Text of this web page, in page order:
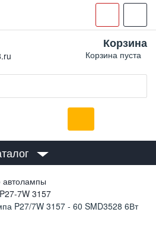
Корзина
Корзина пуста
7W 3157
P27/7W 3157 - 60 SMD3528 6Вт